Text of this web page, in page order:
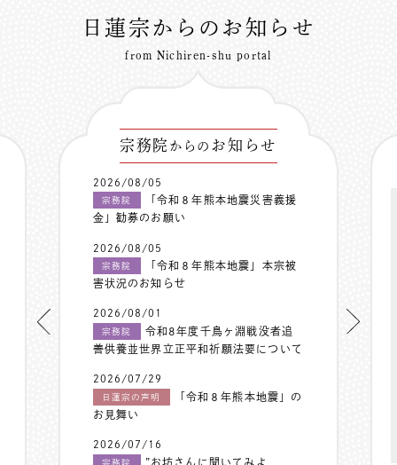
日蓮宗からのお知らせ
from Nichiren-shu portal
宗務院 からの お知らせ
2026/08/05
宗務院
「令和８年熊本地震災害義援
金」勧募のお願い
2026/08/05
宗務院
「令和８年熊本地震」本宗被
害状況のお知らせ
2026/08/01
宗務院
令和8年度千鳥ヶ淵戦没者追
善供養並世界立正平和祈願法要について
2026/07/29
日蓮宗の声明
「令和８年熊本地震」の
お見舞い
2026/07/16
宗務院 ”お坊さんに聞いてみよ